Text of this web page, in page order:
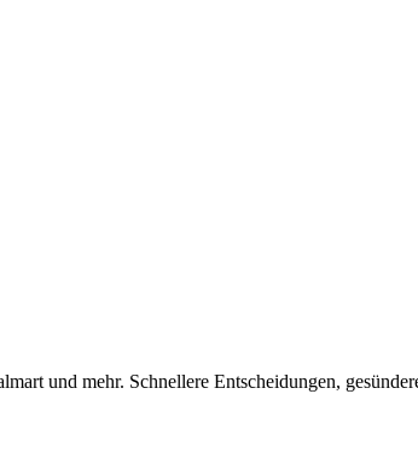
und mehr. Schnellere Entscheidungen,